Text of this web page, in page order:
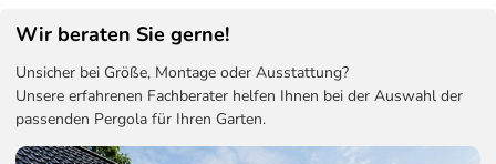
Wir beraten Sie gerne!
Unsicher bei Größe, Montage oder Ausstattung?
Unsere erfahrenen Fachberater helfen Ihnen bei der Auswahl der
passenden Pergola für Ihren Garten.